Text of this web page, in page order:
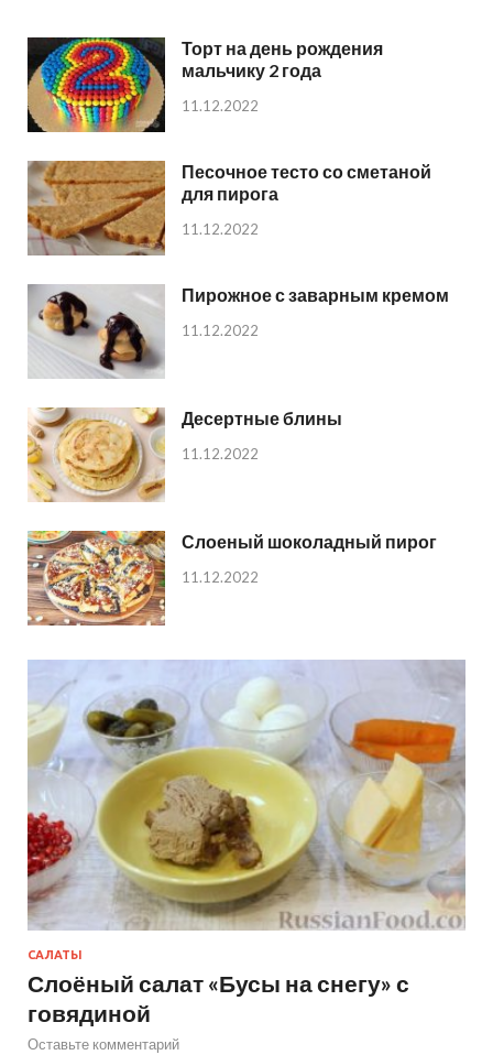
Торт на день рождения
мальчику 2 года
11.12.2022
Песочное тесто со сметаной
для пирога
11.12.2022
Пирожное с заварным кремом
11.12.2022
Десертные блины
11.12.2022
Слоеный шоколадный пирог
11.12.2022
САЛАТЫ
Слоёный салат «Бусы на снегу» с
говядиной
Оставьте комментарий